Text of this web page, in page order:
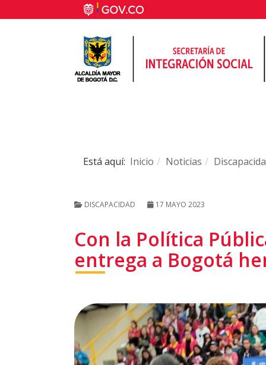
Está aquí: Inicio Noticias
DISCAPACIDAD 17 MAYO 2023
Con la Política
entrega a Bogotá